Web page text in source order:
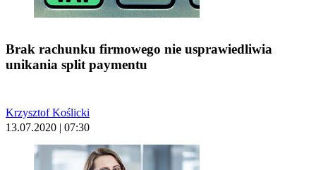
Brak rachunku firmowego nie usprawiedliwia
unikania split paymentu
Krzysztof Koślicki
13.07.2020 | 07:30